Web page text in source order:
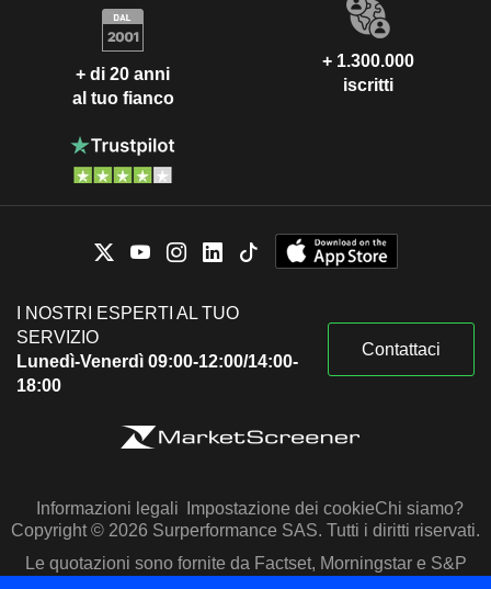
+ di 20 anni
al tuo fianco
+ 1.300.000
iscritti
I NOSTRI ESPERTI AL TUO
SERVIZIO
Lunedì-Venerdì 09:00-12:00/14:00-
18:00
Contattaci
Informazioni legali Impostazione dei cookieChi siamo?
Copyright © 2026 Surperformance SAS. Tutti i diritti riservati.
Le quotazioni sono fornite da Factset, Morningstar e S&P